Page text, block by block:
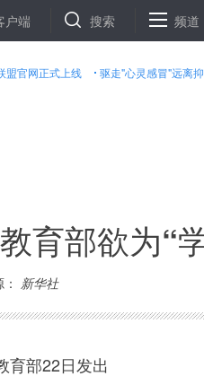
产到求优质——春耕大忙背后的粮田“
户端 搜索 频道
盟官网正式上线 驱走"心灵感冒"远离
育部欲为“
新华社
部22日发出